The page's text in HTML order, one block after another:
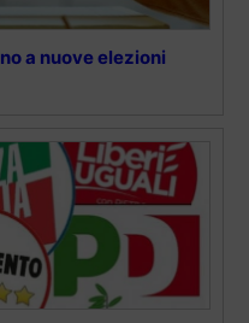
a nuove elezioni